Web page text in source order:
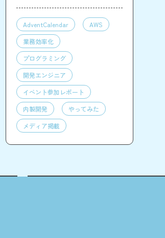
AdventCalendar
AWS
業務効率化
プログラミング
開発エンジニア
イベント参加レポート
内製開発
やってみた
メディア掲載